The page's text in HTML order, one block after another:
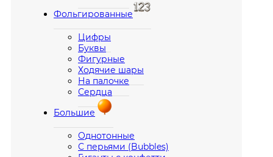
Фольгированные
Цифры
Буквы
Фигурные
Ходячие шары
На палочке
Сердца
Большие
Однотонные
С перьями (Bubbles)